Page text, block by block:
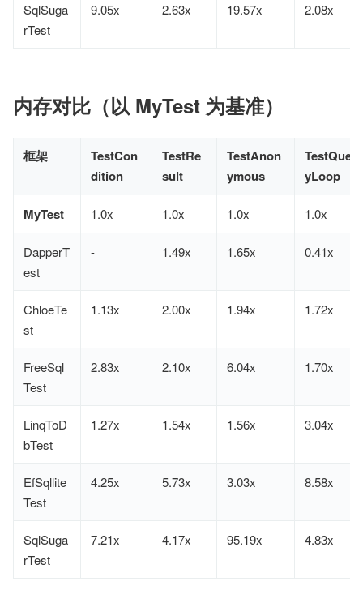
SqlSuga
rTest
9.05x 2.63x 19.57x 2.08x
内存对比（以 MyTest 为基准）
框架
TestCon
dition
TestRe
sult
TestAnon
ymous
TestQuer
yLoop
MyTest 1.0x 1.0x 1.0x 1.0x
DapperT
est
- 1.49x 1.65x 0.41x
ChloeTe
st
1.13x 2.00x 1.94x 1.72x
FreeSql
Test
2.83x 2.10x 6.04x 1.70x
LinqToD
bTest
1.27x 1.54x 1.56x 3.04x
EfSqllite
Test
4.25x 5.73x 3.03x 8.58x
SqlSuga
rTest
7.21x 4.17x 95.19x 4.83x